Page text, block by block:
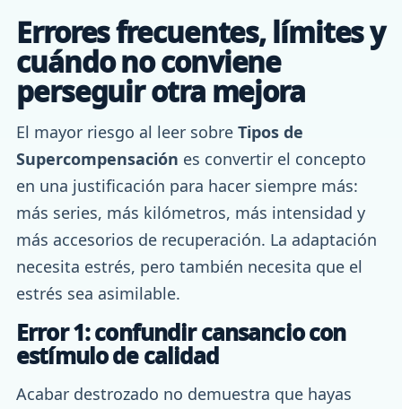
Errores frecuentes, límites y
cuándo no conviene
perseguir otra mejora
El mayor riesgo al leer sobre Tipos de
Supercompensación es convertir el concepto
en una justificación para hacer siempre más:
más series, más kilómetros, más intensidad y
más accesorios de recuperación. La adaptación
necesita estrés, pero también necesita que el
estrés sea asimilable.
Error 1: confundir cansancio con
estímulo de calidad
Acabar destrozado no demuestra que hayas